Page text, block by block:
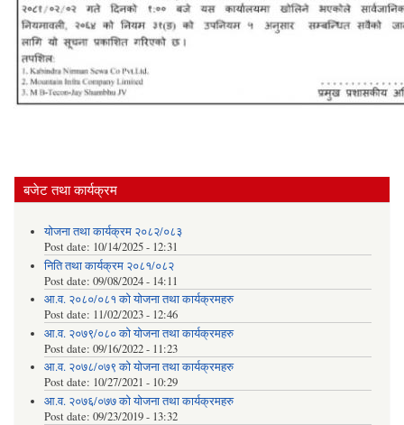
बजेट तथा कार्यक्रम
योजना तथा कार्यक्रम २०८२/०८३
Post date: 10/14/2025 - 12:31
निति तथा कार्यक्रम २०८१/०८२
Post date: 09/08/2024 - 14:11
आ.व. २०८०/०८१ को योजना तथा कार्यक्रमहरु
Post date: 11/02/2023 - 12:46
आ.व. २०७९/०८० को योजना तथा कार्यक्रमहरु
Post date: 09/16/2022 - 11:23
आ.व. २०७८/०७९ को योजना तथा कार्यक्रमहरु
Post date: 10/27/2021 - 10:29
आ.व. २०७६/०७७ को योजना तथा कार्यक्रमहरु
Post date: 09/23/2019 - 13:32